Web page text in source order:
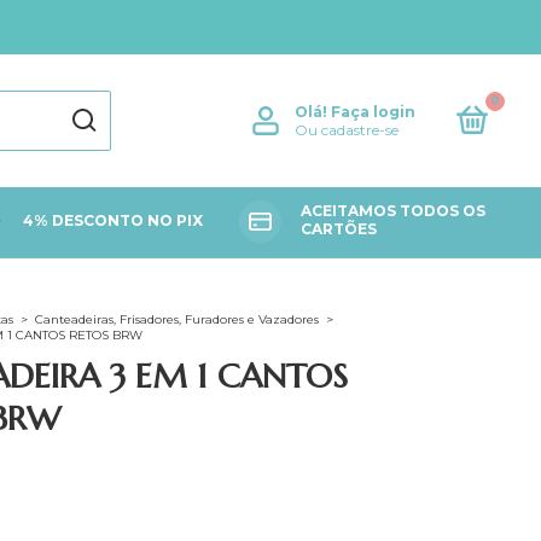
Olá! Faça login
Ou cadastre-se
0
4% DESCONTO NO PIX
ACEITAMOS TODOS OS
CARTÕES
> Canteadeiras, Frisadores, Furadores e Vazadores >
CANTOS RETOS BRW
3 EM 1 CANTOS